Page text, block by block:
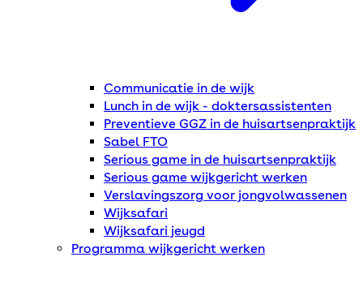
Communicatie in de wijk
Lunch in de wijk - doktersassistenten
Preventieve GGZ in de huisartsenpraktijk
Sabel FTO
Serious game in de huisartsenpraktijk
Serious game wijkgericht werken
Verslavingszorg voor jongvolwassenen
Wijksafari
Wijksafari jeugd
Programma wijkgericht werken